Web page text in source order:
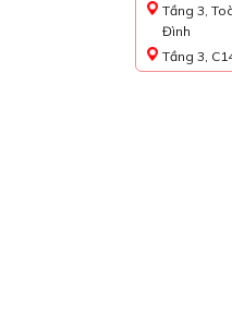
Tầng 3,
Đình
Tầng 3,